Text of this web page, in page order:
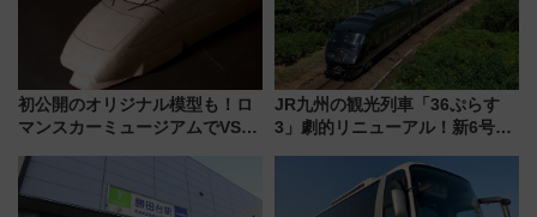
初公開のオリジナル模型も！ロ
マンスカーミュージアムでVSE
15日スタート
JR九州の観光列車「36ぷらす
3」劇的リニューアル！新6号車
別 “プレミアムランチ”導入･ル
ートや価格など解説